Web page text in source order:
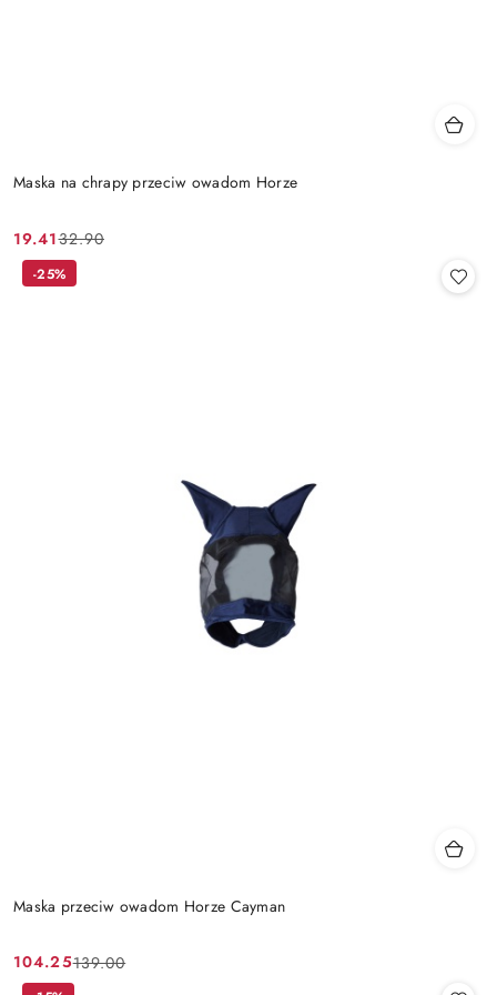
Maska na chrapy przeciw owadom Horze
Cena
promocyjna:
19.41
Cena
przed
32.90
Maska przeciw owadom Horze Cayman
Cena
104.25
Cena
139.00
-25%